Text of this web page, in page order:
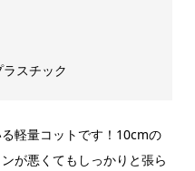
スチック
軽量コットです！10cmの
が悪くてもしっかりと張ら